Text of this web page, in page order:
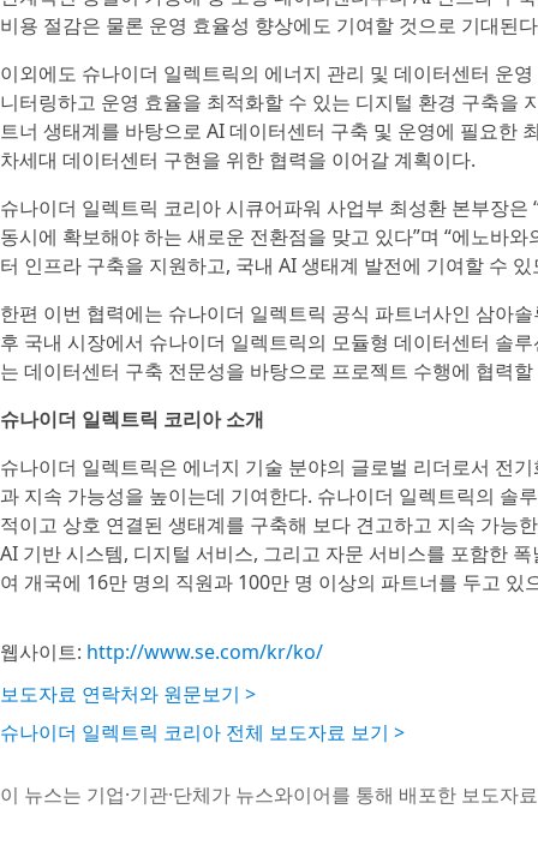
비용 절감은 물론 운영 효율성 향상에도 기여할 것으로 기대된
이외에도 슈나이더 일렉트릭의 에너지 관리 및 데이터센터 운
니터링하고 운영 효율을 최적화할 수 있는 디지털 환경 구축을
트너 생태계를 바탕으로 AI 데이터센터 구축 및 운영에 필요한
차세대 데이터센터 구현을 위한 협력을 이어갈 계획이다.
슈나이더 일렉트릭 코리아 시큐어파워 사업부 최성환 본부장
동시에 확보해야 하는 새로운 전환점을 맞고 있다”며 “에노바
터 인프라 구축을 지원하고, 국내 AI 생태계 발전에 기여할 수
한편 이번 협력에는 슈나이더 일렉트릭 공식 파트너사인 삼아
후 국내 시장에서 슈나이더 일렉트릭의 모듈형 데이터센터 솔
는 데이터센터 구축 전문성을 바탕으로 프로젝트 수행에 협력
슈나이더 일렉트릭 코리아 소개
슈나이더 일렉트릭은 에너지 기술 분야의 글로벌 리더로서 전
과 지속 가능성을 높이는데 기여한다. 슈나이더 일렉트릭의 솔
적이고 상호 연결된 생태계를 구축해 보다 견고하고 지속 가능
AI 기반 시스템, 디지털 서비스, 그리고 자문 서비스를 포함한
여 개국에 16만 명의 직원과 100만 명 이상의 파트너를 두고
웹사이트: http://www.se.com/kr/ko/
보도자료 연락처와 원문보기 >
슈나이더 일렉트릭 코리아 전체 보도자료 보기 >
이 뉴스는 기업·기관·단체가 뉴스와이어를 통해 배포한 보도자